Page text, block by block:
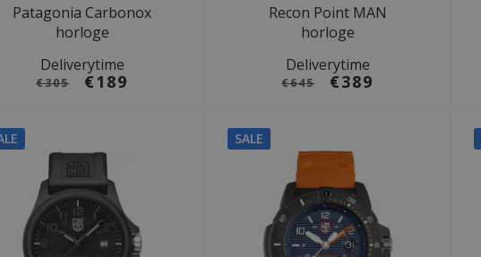
Patagonia Carbonox
horloge
Deliverytime
€305 €189
Recon Point MAN
horloge
Deliverytime
€645 €389
SALE